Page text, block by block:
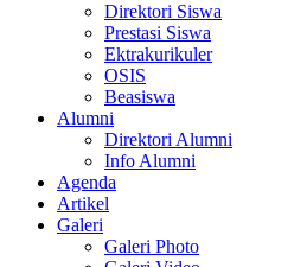
Direktori Siswa
Prestasi Siswa
Ektrakurikuler
OSIS
Beasiswa
Alumni
Direktori Alumni
Info Alumni
Agenda
Artikel
Galeri
Galeri Photo